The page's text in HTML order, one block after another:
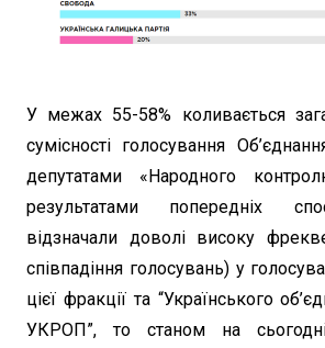
У межах 55-58% коливається
сумісності голосування
депутатами «Народного
результатами попередніх
відзначали доволі високу
співпадіння голосувань) у
цієї фракції та “Українського
УКРОП”, то станом на